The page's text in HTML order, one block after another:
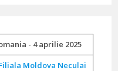
- 4 aprilie 2025
Moldova Neculai